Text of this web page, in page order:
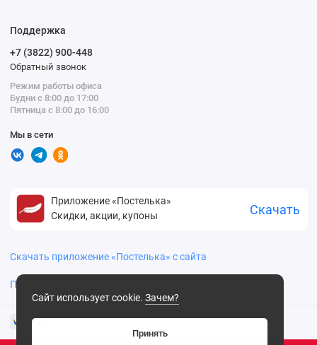
Сайт использует cookie. Зачем?
Принять
Поддержка
+7 (3822) 900-448
Обратный звонок
Режим работы офиса
Будни с 8:00 до 17:00
Пятница с 8:00 до 16:00
Мы в сети
Приложение «Постелька»
Скидки, акции, купоны
Скачать
Скачать приложение «Постелька» с сайта
Политика конфиденциальности